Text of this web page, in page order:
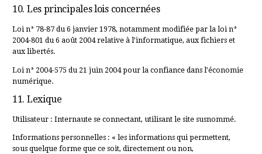
10. Les principales lois concernées
Loi n° 78-87 du 6 janvier 1978, notamment modifiée par la loi n°
2004-801 du 6 août 2004 relative à l’informatique, aux fichiers et
aux libertés.
Loi n° 2004-575 du 21 juin 2004 pour la confiance dans l’économie
numérique.
11. Lexique
Utilisateur : Internaute se connectant, utilisant le site susnommé.
Informations personnelles : « les informations qui permettent,
sous quelque forme que ce soit, directement ou non,